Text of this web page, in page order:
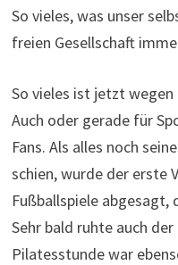
So vieles, was unser
freien Gesellschaft
So vieles ist jetzt
Auch oder gerade für
Fans. Als alles noch
schien, wurde der erste
Fußballspiele abgesagt,
Sehr bald ruhte auch
Pilatesstunde war